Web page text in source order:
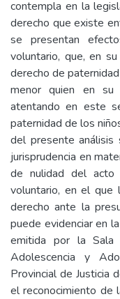
contempla en la
derecho que existe
se presentan
voluntario, que, en
derecho de
menor quien en su
atentando en este
paternidad de los
del presente
jurisprudencia en
de nulidad del acto
voluntario, en el que
derecho ante la
puede evidenciar en
emitida por la Sala
Adolescencia y
Provincial de Justicia
el reconocimiento de